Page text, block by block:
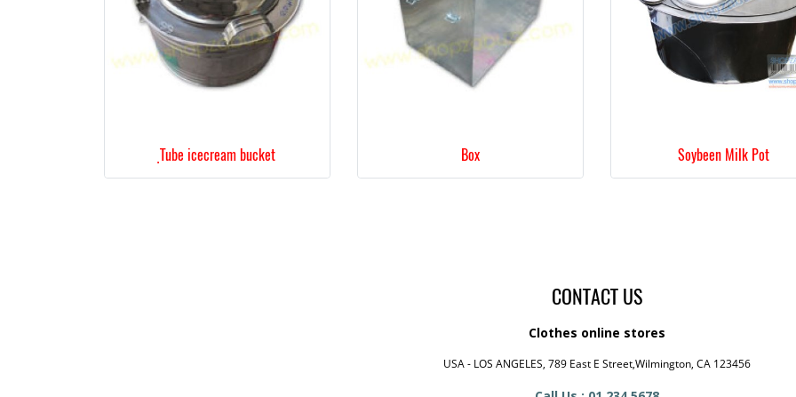
ฺTube icecream bucket Box Soybeen Milk Pot
CONTACT US
Clothes online stores
USA - LOS ANGELES, 789 East E Street,Wilmington, CA 123456